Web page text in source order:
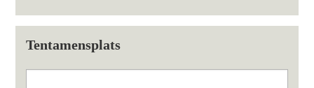
Tentamensplats